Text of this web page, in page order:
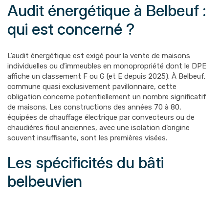
Audit énergétique à Belbeuf :
qui est concerné ?
L’audit énergétique est exigé pour la vente de maisons
individuelles ou d’immeubles en monopropriété dont le DPE
affiche un classement F ou G (et E depuis 2025). À Belbeuf,
commune quasi exclusivement pavillonnaire, cette
obligation concerne potentiellement un nombre significatif
de maisons. Les constructions des années 70 à 80,
équipées de chauffage électrique par convecteurs ou de
chaudières fioul anciennes, avec une isolation d’origine
souvent insuffisante, sont les premières visées.
Les spécificités du bâti
belbeuvien